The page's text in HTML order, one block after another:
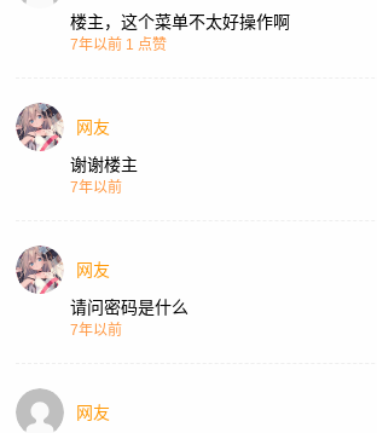
楼主，这个菜单不太好操作啊
7年以前 1 点赞
网友
谢谢楼主
7年以前
网友
请问密码是什么
7年以前
网友